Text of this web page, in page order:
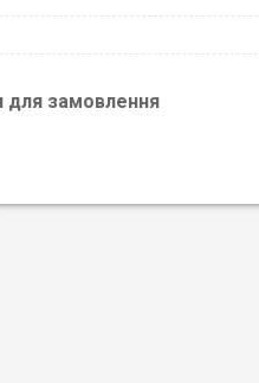
для замовлення